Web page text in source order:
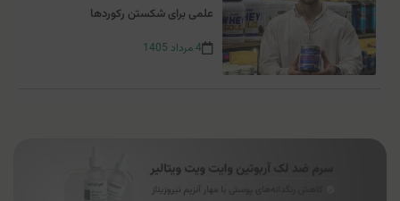
علمی برای شکستن رکوردها
4مرداد 1405